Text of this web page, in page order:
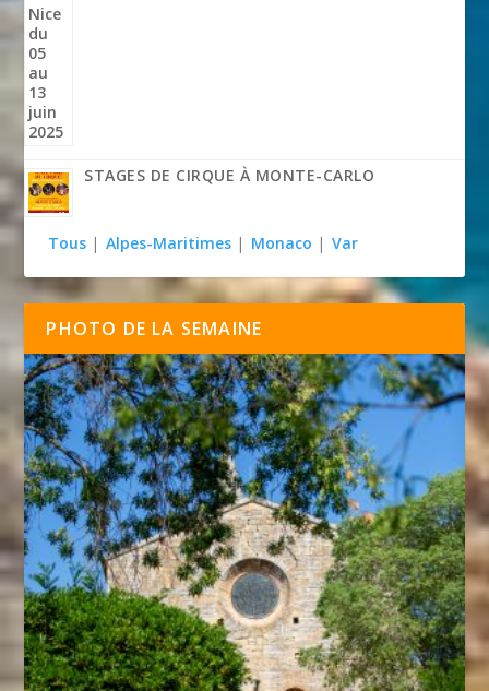
STAGES DE CIRQUE À MONTE-CARLO
Tous | Alpes-Maritimes | Monaco | Var
PHOTO DE LA SEMAINE